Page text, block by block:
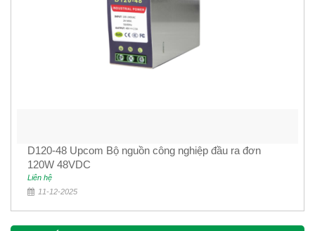
D120-48 Upcom Bộ nguồn công nghiệp đầu ra đơn
120W 48VDC
Liên hệ
11-12-2025